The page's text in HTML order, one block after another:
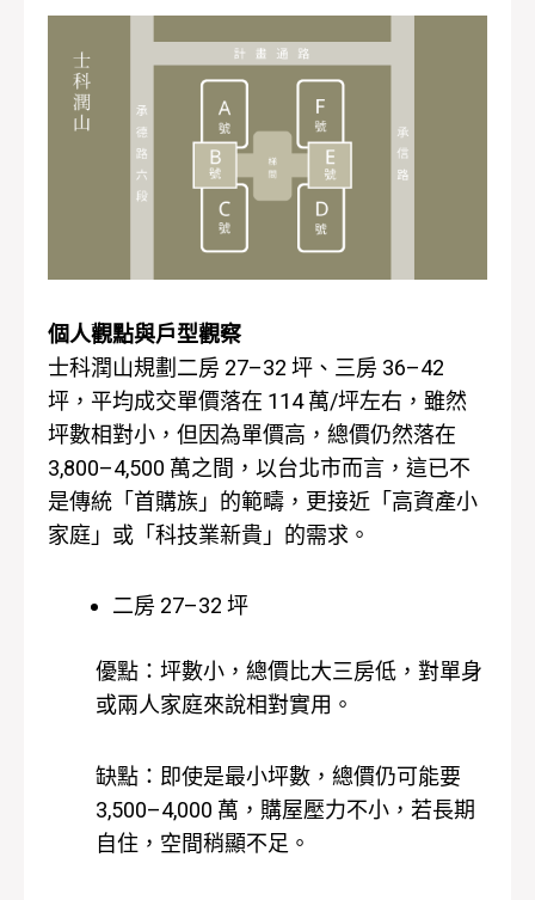
個人觀點與戶型觀察
士科潤山規劃二房 27–32 坪、三房 36–42
坪，平均成交單價落在 114 萬/坪左右，雖然
坪數相對小，但因為單價高，總價仍然落在
3,800–4,500 萬之間，以台北市而言，這已不
是傳統「首購族」的範疇，更接近「高資產小
家庭」或「科技業新貴」的需求。
二房 27–32 坪
優點：坪數小，總價比大三房低，對單身
或兩人家庭來說相對實用。
缺點：即使是最小坪數，總價仍可能要
3,500–4,000 萬，購屋壓力不小，若長期
自住，空間稍顯不足。